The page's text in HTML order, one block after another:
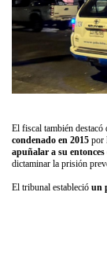
El fiscal también destacó
condenado en 2015 por
apuñalar a su entonces
dictaminar la prisión
El tribunal estableció un